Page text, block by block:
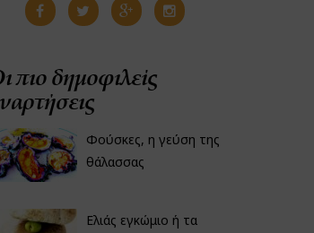
πιο δημοφιλείς
Φούσκες, η γεύση της
θάλασσας
Ελιάς εγκώμιο ή τα